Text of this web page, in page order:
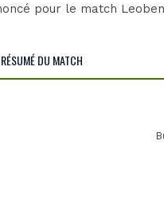
pour le match
RÉSUMÉ DU MATCH